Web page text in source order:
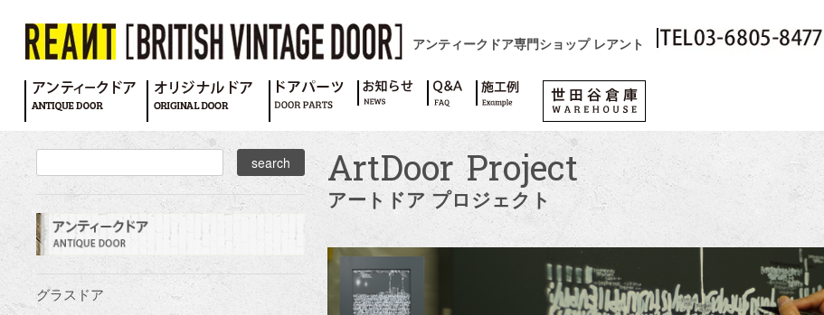
アンティークドア専門ショップ レアント
ArtDoor Project
アートドア プロジェクト
グラスドア